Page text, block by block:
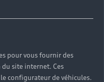
pour vous fournir des
site internet. Ces
configurateur de véhicules.